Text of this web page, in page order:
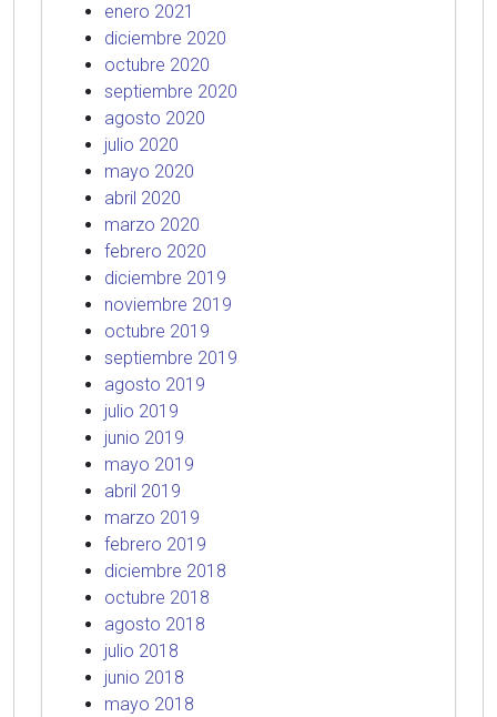
enero 2021
diciembre 2020
octubre 2020
septiembre 2020
agosto 2020
julio 2020
mayo 2020
abril 2020
marzo 2020
febrero 2020
diciembre 2019
noviembre 2019
octubre 2019
septiembre 2019
agosto 2019
julio 2019
junio 2019
mayo 2019
abril 2019
marzo 2019
febrero 2019
diciembre 2018
octubre 2018
agosto 2018
julio 2018
junio 2018
mayo 2018